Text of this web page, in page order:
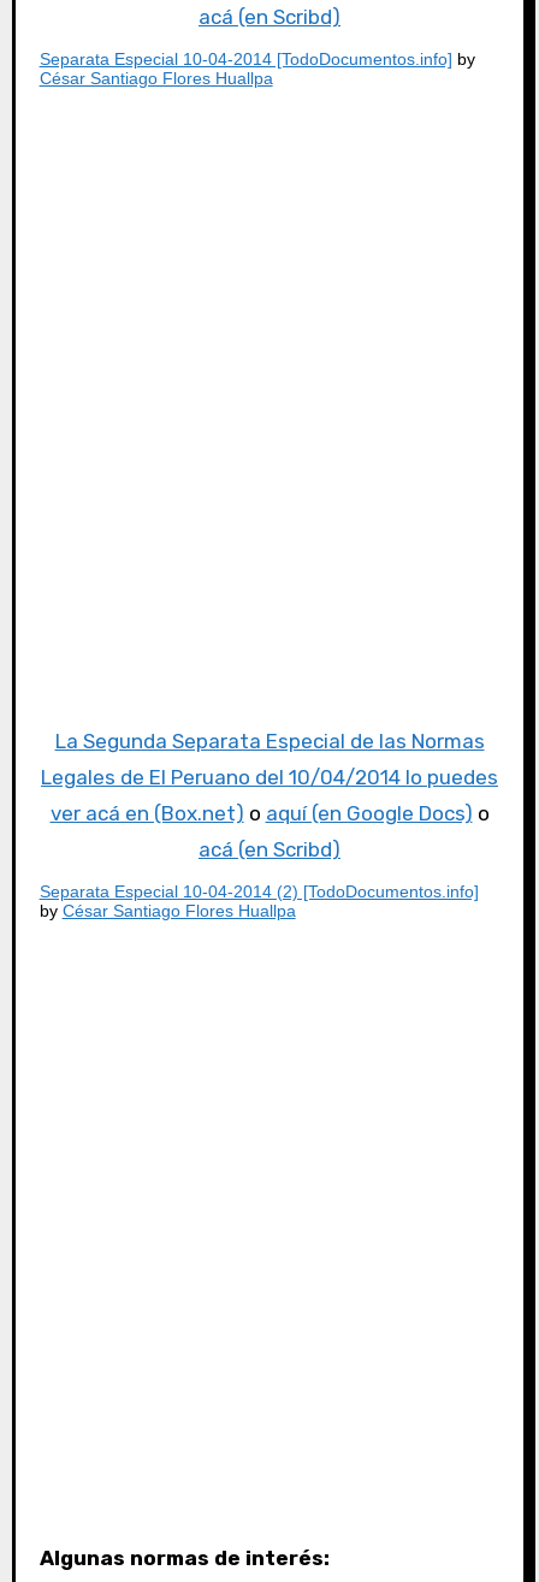
acá (en Scribd)
Separata Especial 10-04-2014 [TodoDocumentos.info] by
César Santiago Flores Huallpa
La Segunda Separata Especial de las Normas
Legales de El Peruano del 10/04/2014 lo puedes
ver acá en (Box.net) o aquí (en Google Docs) o
acá (en Scribd)
Separata Especial 10-04-2014 (2) [TodoDocumentos.info]
by César Santiago Flores Huallpa
Algunas normas de interés: